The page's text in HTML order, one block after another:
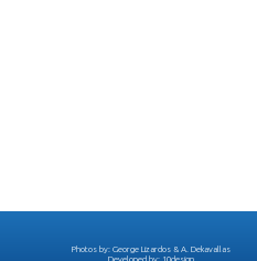
Photos by:George Lizardos & A. Dekavallas
Developed by: 10design